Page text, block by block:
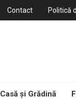
Contact Politică
Casă și Grădină